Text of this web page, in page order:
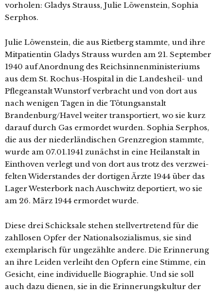
vor­ho­len: Gladys Strauss, Julie Löwenstein, Sophia
Serphos.
Julie Löwenstein, die aus Rietberg stamm­te, und ihre
Mitpatientin Gladys Strauss wur­den am 21. September
1940 auf Anordnung des Reichsinnenministeriums
aus dem St. Rochus-Hospital in die Landesheil- und
Pflegeanstalt Wunstorf ver­bracht und von dort aus
nach weni­gen Tagen in die Tötungsanstalt
Brandenburg/Havel wei­ter trans­por­tiert, wo sie kurz
dar­auf durch Gas ermor­det wur­den. Sophia Serphos,
die aus der nie­der­län­di­schen Grenzregion stamm­te,
wur­de am 07.01.1941 zunächst in eine Heilanstalt in
Einthoven ver­legt und von dort aus trotz des ver­zwei­
fel­ten Widerstandes der dor­ti­gen Ärzte 1944 über das
Lager Westerbork nach Auschwitz depor­tiert, wo sie
am 26. März 1944 ermor­det wurde.
Diese drei Schicksale ste­hen stell­ver­tre­tend für die
zahl­lo­sen Opfer der Nationalsozialismus, sie sind
exem­pla­risch für unge­zähl­te ande­re. Die Erinnerung
an ihre Leiden ver­leiht den Opfern eine Stimme, ein
Gesicht, eine indi­vi­du­el­le Biographie. Und sie soll
auch dazu die­nen, sie in die Erinnerungskultur der